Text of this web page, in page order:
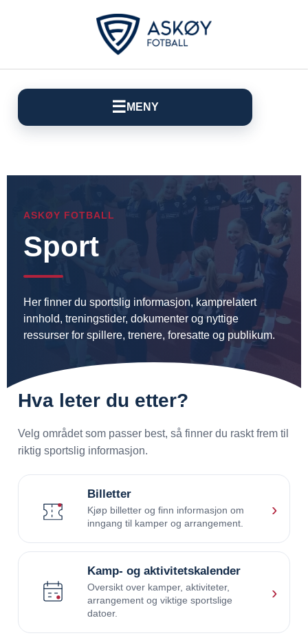
☰ MENY
ASKØY FOTBALL
Sport
Her finner du sportslig informasjon, kamprelatert
innhold, treningstider, dokumenter og nyttige
ressurser for spillere, trenere, foresatte og publikum.
Hva leter du etter?
Velg området som passer best, så finner du raskt frem til
riktig sportslig informasjon.
Billetter
Kjøp billetter og finn informasjon om
inngang til kamper og arrangement.
›
Kamp- og aktivitetskalender
Oversikt over kamper, aktiviteter,
arrangement og viktige sportslige
datoer.
›